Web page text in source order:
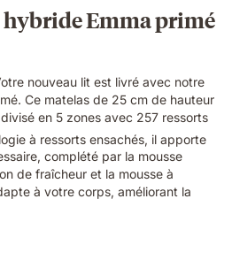
hybride Emma primé
nouveau lit est livré avec notre
Ce matelas de 25 cm de hauteur
en 5 zones avec 257 ressorts
à ressorts ensachés, il apporte
complété par la mousse
de fraîcheur et la mousse à
à votre corps, améliorant la